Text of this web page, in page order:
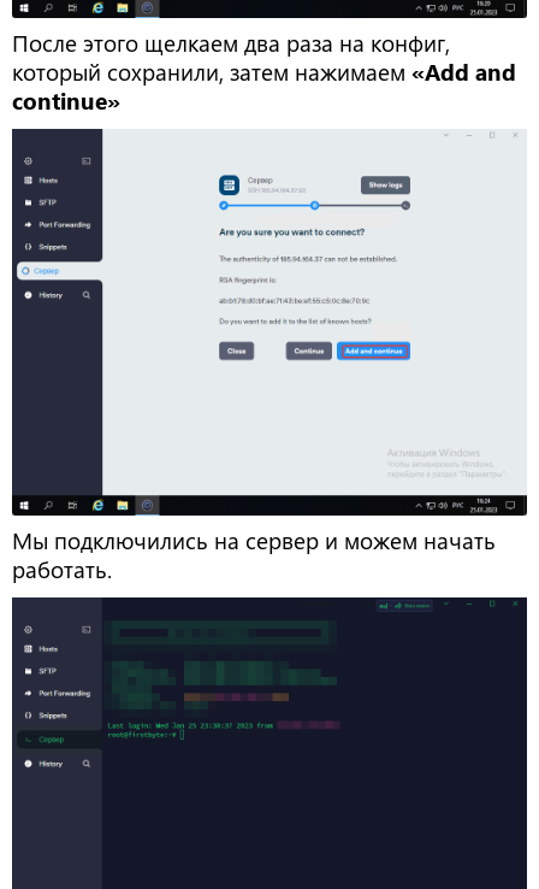
После этого щелкаем два раза на конфиг,
который сохранили, затем нажимаем «Add and
continue»
Мы подключились на сервер и можем начать
работать.